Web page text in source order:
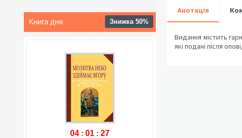
Книга дня Знижка 50%
04 : 01 : 26
Анотація
Видання містить
які подані після